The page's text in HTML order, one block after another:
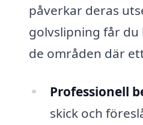
påverkar deras
golvslipning får
de områden där
Professionell
skick och